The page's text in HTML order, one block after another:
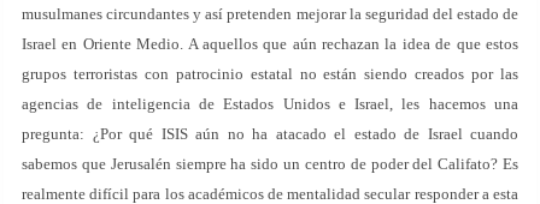
musulmanes circundantes y así pretenden mejorar la seguridad del estado de
Israel en Oriente Medio. A aquellos que aún rechazan la idea de que estos
grupos terroristas con patrocinio estatal no están siendo creados por las
agencias de inteligencia de Estados Unidos e Israel, les hacemos una
pregunta: ¿Por qué ISIS aún no ha atacado el estado de Israel cuando
sabemos que Jerusalén siempre ha sido un centro de poder del Califato? Es
realmente difícil para los académicos de mentalidad secular responder a esta